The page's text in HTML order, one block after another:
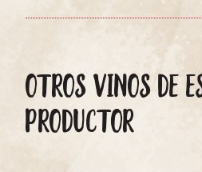
OTROS VINOS DE
PRODUCTOR